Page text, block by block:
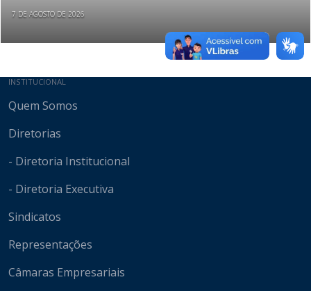
7 DE AGOSTO DE 2026
Mapa do site
INSTITUCIONAL
Quem Somos
Diretorias
- Diretoria Institucional
- Diretoria Executiva
Sindicatos
Representações
Câmaras Empresariais